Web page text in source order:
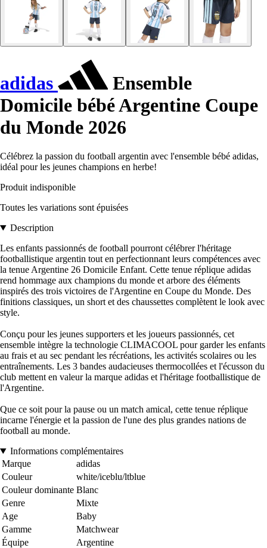
adidas
Ensemble
Domicile bébé Argentine Coupe
du Monde 2026
Célébrez la passion du football argentin avec l'ensemble bébé adidas,
idéal pour les jeunes champions en herbe!
Produit indisponible
Toutes les variations sont épuisées
Description
Les enfants passionnés de football pourront célébrer l'héritage
footballistique argentin tout en perfectionnant leurs compétences avec
la tenue Argentine 26 Domicile Enfant. Cette tenue réplique adidas
rend hommage aux champions du monde et arbore des éléments
inspirés des trois victoires de l'Argentine en Coupe du Monde. Des
finitions classiques, un short et des chaussettes complètent le look avec
style.
Conçu pour les jeunes supporters et les joueurs passionnés, cet
ensemble intègre la technologie CLIMACOOL pour garder les enfants
au frais et au sec pendant les récréations, les activités scolaires ou les
entraînements. Les 3 bandes audacieuses thermocollées et l'écusson du
club mettent en valeur la marque adidas et l'héritage footballistique de
l'Argentine.
Que ce soit pour la pause ou un match amical, cette tenue réplique
incarne l'énergie et la passion de l'une des plus grandes nations de
football au monde.
Informations complémentaires
Marque
adidas
Couleur
white/iceblu/ltblue
Couleur dominante Blanc
Genre
Mixte
Age
Baby
Gamme
Matchwear
Équipe
Argentine